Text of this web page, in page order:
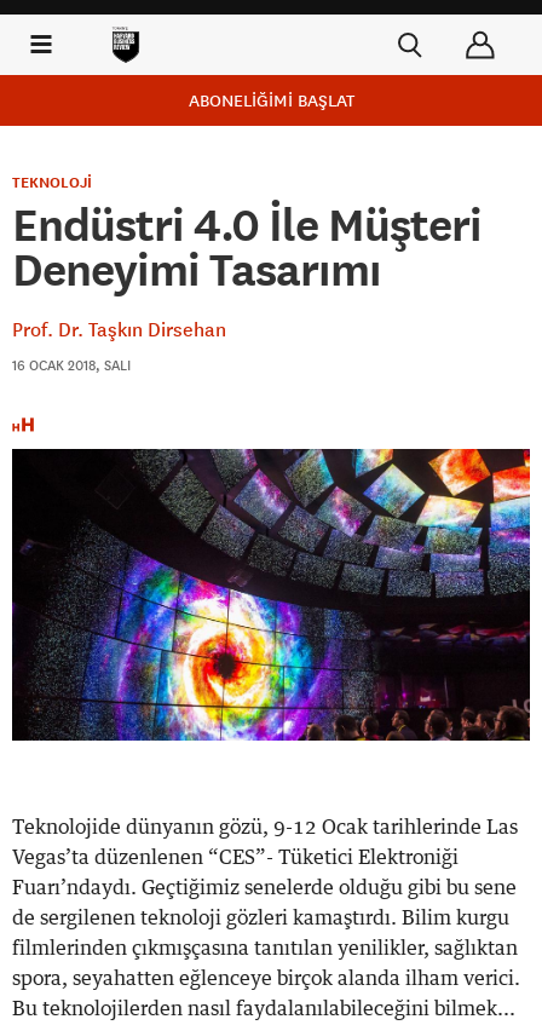
ABONELİĞİMİ BAŞLAT
TEKNOLOJİ
Endüstri 4.0 İle Müşteri
Deneyimi Tasarımı
Prof. Dr. Taşkın Dirsehan
16 OCAK 2018, SALI
Teknolojide dünyanın gözü, 9-12 Ocak tarihlerinde Las
Vegas’ta düzenlenen “CES”- Tüketici Elektroniği
Fuarı’ndaydı. Geçtiğimiz senelerde olduğu gibi bu sene
de sergilenen teknoloji gözleri kamaştırdı. Bilim kurgu
filmlerinden çıkmışçasına tanıtılan yenilikler, sağlıktan
spora, seyahatten eğlenceye birçok alanda ilham verici.
Bu teknolojilerden nasıl faydalanılabileceğini bilmek...